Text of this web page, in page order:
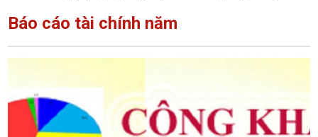
Báo cáo tài chính năm